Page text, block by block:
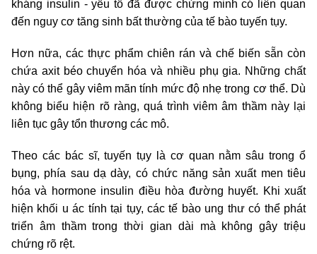
kháng insulin - yếu tố đã được chứng minh có liên quan
đến nguy cơ tăng sinh bất thường của tế bào tuyến tụy.
Hơn nữa, các thực phẩm chiên rán và chế biến sẵn còn
chứa axit béo chuyển hóa và nhiều phụ gia. Những chất
này có thể gây viêm mãn tính mức độ nhẹ trong cơ thể. Dù
không biểu hiện rõ ràng, quá trình viêm âm thầm này lại
liên tục gây tổn thương các mô.
Theo các bác sĩ, tuyến tụy là cơ quan nằm sâu trong ổ
bụng, phía sau dạ dày, có chức năng sản xuất men tiêu
hóa và hormone insulin điều hòa đường huyết. Khi xuất
hiện khối u ác tính tại tụy, các tế bào ung thư có thể phát
triển âm thầm trong thời gian dài mà không gây triệu
chứng rõ rệt.